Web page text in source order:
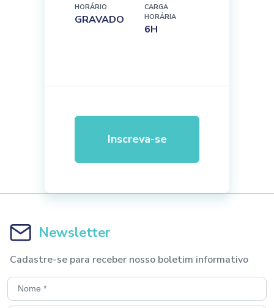
HORÁRIO
GRAVADO
CARGA
HORÁRIA
6H
Inscreva-se
Newsletter
Cadastre-se para receber nosso boletim informativo